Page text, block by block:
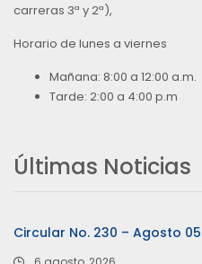
carreras 3ª y 2ª),
Horario de lunes a viernes
Mañana: 8:00 a 12:00 a.m.
Tarde: 2:00 a 4:00 p.m
Últimas Noticias
Circular No. 230 – Agosto